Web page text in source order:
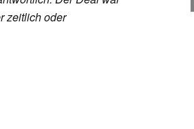
zeitlich oder